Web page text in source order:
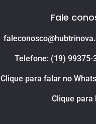
Fale
Telefone: (19) 99375-
Clique para falar no
Clique para